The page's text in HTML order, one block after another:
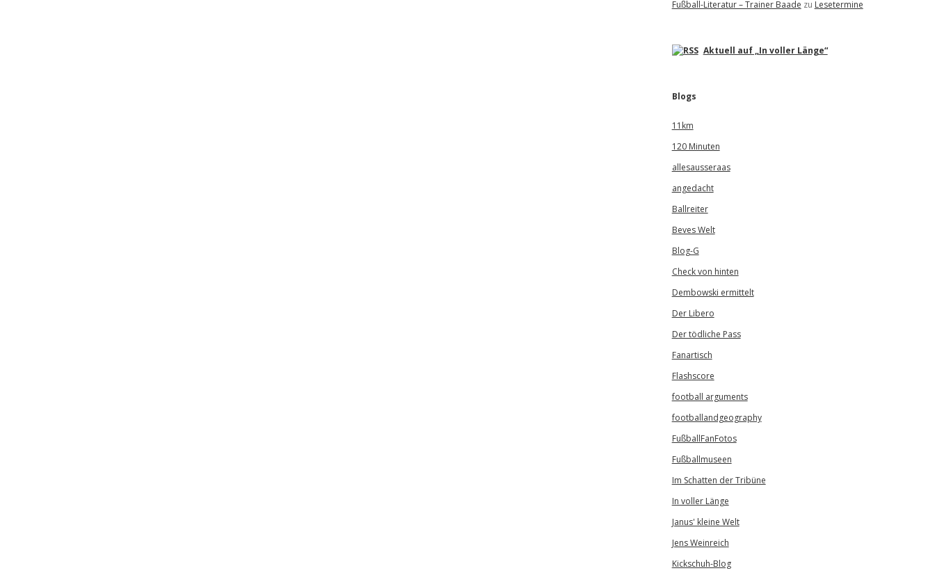
Fußball-Literatur – Trainer Baade zu Lesetermine
Aktuell auf „In voller Länge“
Blogs
11km
120 Minuten
allesausseraas
angedacht
Ballreiter
Beves Welt
Blog-G
Check von hinten
Dembowski ermittelt
Der Libero
Der tödliche Pass
Fanartisch
Flashscore
football arguments
footballandgeography
FußballFanFotos
Fußballmuseen
Im Schatten der Tribüne
In voller Länge
Janus' kleine Welt
Jens Weinreich
Kickschuh-Blog